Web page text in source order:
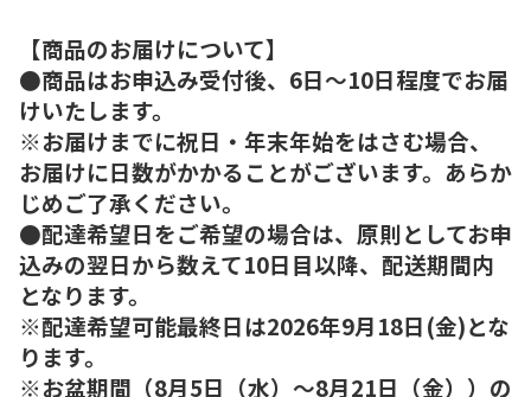
【商品のお届けについて】
●商品はお申込み受付後、6日～10日程度でお届
けいたします。
※お届けまでに祝日・年末年始をはさむ場合、
お届けに日数がかかることがございます。あらか
じめご了承ください。
●配達希望日をご希望の場合は、原則としてお申
込みの翌日から数えて10日目以降、配送期間内
となります。
※配達希望可能最終日は2026年9月18日(金)とな
ります。
※お盆期間（8月5日（水）～8月21日（金））の